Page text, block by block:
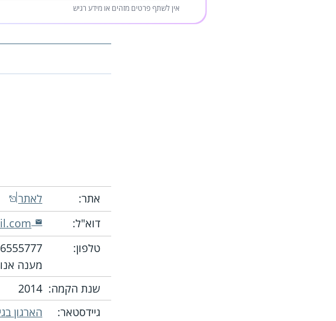
אין לשתף פרטים מזהים או מידע רגיש
אתר:
לאתר
דוא"ל:
טלפון:
מענה אנושי
שנת הקמה: 2014
גיידסטאר:
הארגון